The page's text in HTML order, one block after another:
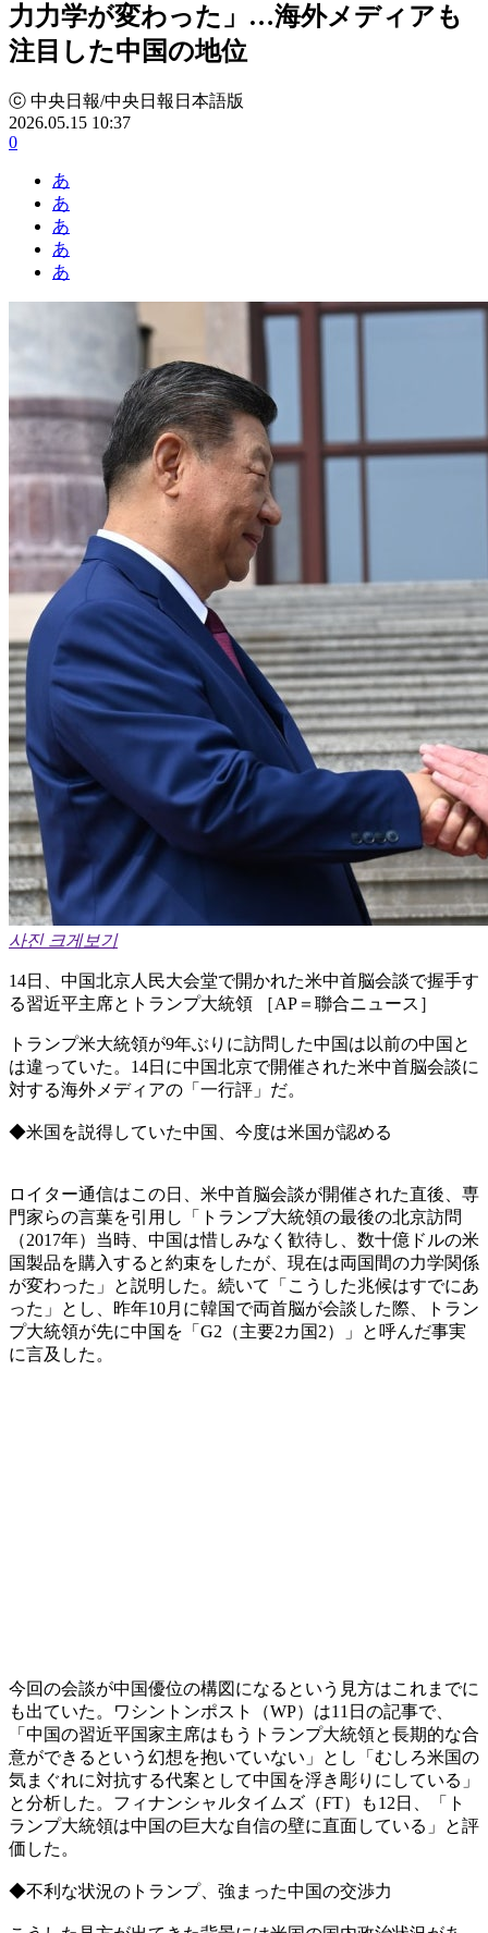
力力学が変わった」…海外メディアも
注目した中国の地位
ⓒ 中央日報/中央日報日本語版
2026.05.15 10:37
0
あ
あ
あ
あ
あ
사진 크게보기
14日、中国北京人民大会堂で開かれた米中首脳会談で握手す
る習近平主席とトランプ大統領 ［AP＝聯合ニュース］
トランプ米大統領が9年ぶりに訪問した中国は以前の中国と
は違っていた。14日に中国北京で開催された米中首脳会談に
対する海外メディアの「一行評」だ。
◆米国を説得していた中国、今度は米国が認める
ロイター通信はこの日、米中首脳会談が開催された直後、専
門家らの言葉を引用し「トランプ大統領の最後の北京訪問
（2017年）当時、中国は惜しみなく歓待し、数十億ドルの米
国製品を購入すると約束をしたが、現在は両国間の力学関係
が変わった」と説明した。続いて「こうした兆候はすでにあ
った」とし、昨年10月に韓国で両首脳が会談した際、トラン
プ大統領が先に中国を「G2（主要2カ国2）」と呼んだ事実
に言及した。
今回の会談が中国優位の構図になるという見方はこれまでに
も出ていた。ワシントンポスト（WP）は11日の記事で、
「中国の習近平国家主席はもうトランプ大統領と長期的な合
意ができるという幻想を抱いていない」とし「むしろ米国の
気まぐれに対抗する代案として中国を浮き彫りにしている」
と分析した。フィナンシャルタイムズ（FT）も12日、「ト
ランプ大統領は中国の巨大な自信の壁に直面している」と評
価した。
◆不利な状況のトランプ、強まった中国の交渉力